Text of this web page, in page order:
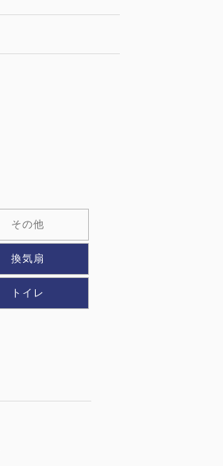
その他
換気扇
トイレ